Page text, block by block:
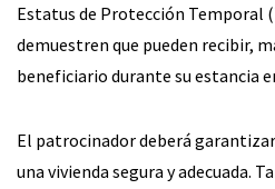
Estatus de Protección Temporal
demuestren que pueden recibir,
beneficiario durante su estancia
El patrocinador deberá
una vivienda segura y adecuada.